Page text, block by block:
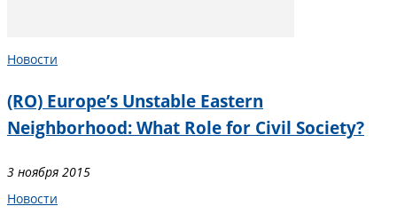
Новости
(RO) Europe’s Unstable Eastern
Neighborhood: What Role for Civil Society?
3 ноября 2015
Новости